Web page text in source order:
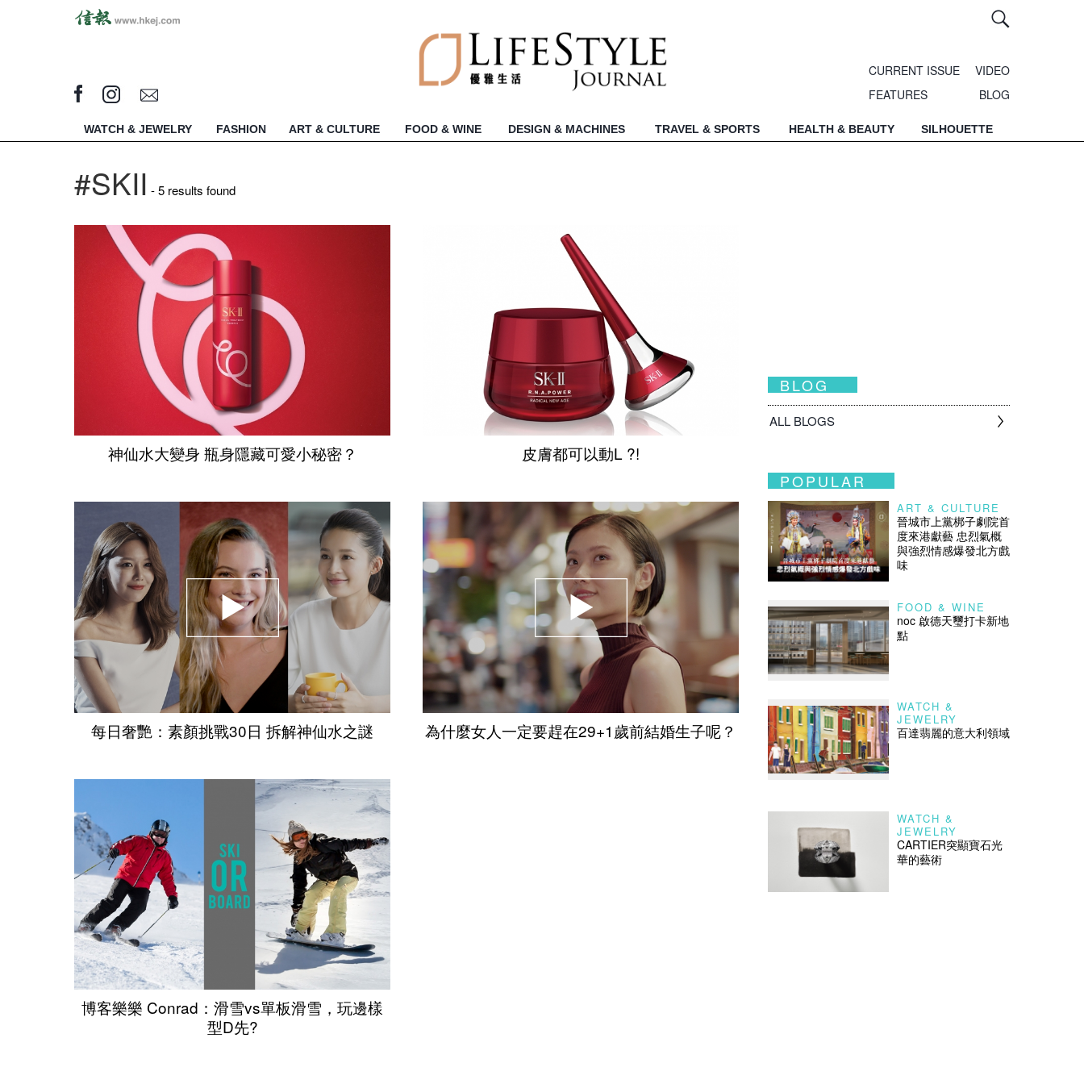
CURRENT ISSUE
VIDEO
FEATURES
BLOG
WATCH & JEWELRY FASHION ART & CULTURE FOOD & WINE DESIGN & MACHINES TRAVEL & SPORTS HEALTH & BEAUTY SILHOUETTE
#SKII - 5 results found
神仙水大變身 瓶身隱藏可愛小秘密？ 皮膚都可以動L ?!
每日奢艷：素顏挑戰30日 拆解神仙水之謎 為什麼女人一定要趕在29+1歲前結婚生子呢？
博客樂樂 Conrad：滑雪vs單板滑雪，玩邊樣
型D先?
BLOG
ALL BLOGS
POPULAR
ART & CULTURE
晉城市上黨梆子劇院首
度來港獻藝 忠烈氣概
與強烈情感爆發北方戲
味
FOOD & WINE
noc 啟德天璽打卡新地
點
WATCH &
JEWELRY
百達翡麗的意大利領域
WATCH &
JEWELRY
CARTIER突顯寶石光
華的藝術